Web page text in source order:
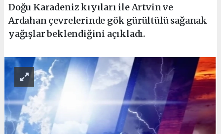
Doğu Karadeniz kıyıları ile Artvin ve
Ardahan çevrelerinde gök gürültülü sağanak
yağışlar beklendiğini açıkladı.